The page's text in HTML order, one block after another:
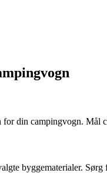
din campingvogn.
byggematerialer.